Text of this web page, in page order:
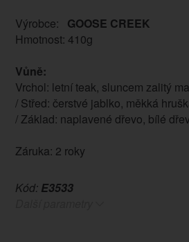
Výrobce:
GOOSE CREEK
Hmotnost: 410g
Vůně:
Vrchol: letní teak, sluncem zalitý
/ Střed: čerstvé jablko, měkká
/ Základ: naplavené dřevo, bílé
Záruka: 2 roky
Kód: E3533